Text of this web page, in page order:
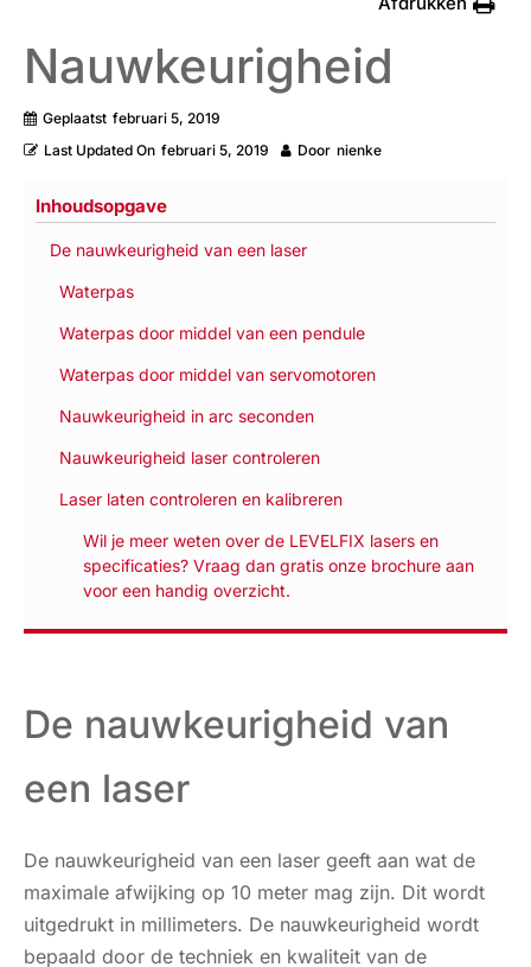
Nauwkeurigheid
Geplaatst februari 5, 2019
Last Updated On februari 5, 2019 Door nienke
Inhoudsopgave
De nauwkeurigheid van een laser
Waterpas
Waterpas door middel van een pendule
Waterpas door middel van servomotoren
Nauwkeurigheid in arc seconden
Nauwkeurigheid laser controleren
Laser laten controleren en kalibreren
Wil je meer weten over de LEVELFIX lasers en
specificaties? Vraag dan gratis onze brochure aan
voor een handig overzicht.
De nauwkeurigheid van
een laser
De nauwkeurigheid van een laser geeft aan wat de
maximale afwijking op 10 meter mag zijn. Dit wordt
uitgedrukt in millimeters. De nauwkeurigheid wordt
bepaald door de techniek en kwaliteit van de